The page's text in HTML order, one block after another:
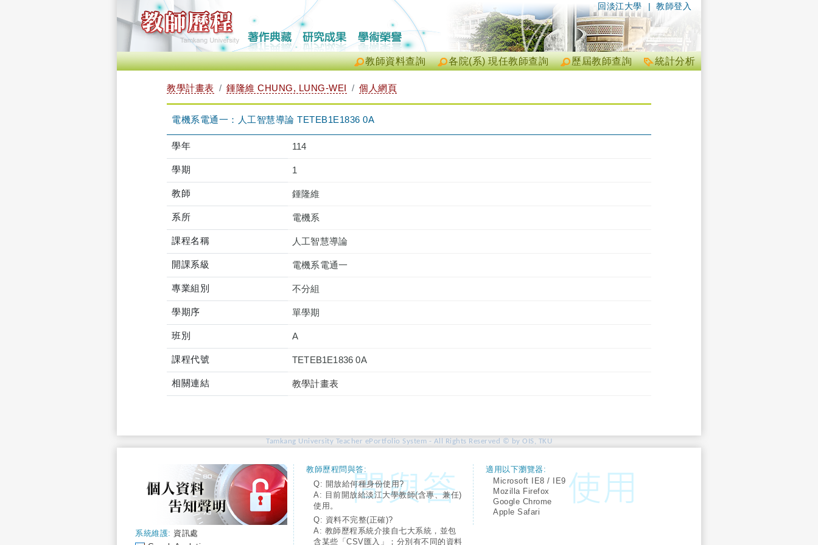
| 教師登入
回淡江大學
統計分析
歷屆教師查詢
各院(系) 現任教師查詢
教師資料查詢
教學計畫表 鍾隆維 CHUNG, LUNG-WEI 個人網頁
電機系電通一：人工智慧導論 TETEB1E1836 0A
學年 114
學期 1
教師 鍾隆維
系所 電機系
課程名稱 人工智慧導論
開課系級 電機系電通一
專業組別 不分組
學期序 單學期
班別 A
課程代號 TETEB1E1836 0A
相關連結 教學計畫表
Tamkang University Teacher ePortfolio System - All Rights Reserved © by OIS, TKU
系統維護: 資訊處
教師歷程問與答:
Q: 開放給何種身份使用?
A: 目前開放給淡江大學教師(含專、兼任)
使用。
Q: 資料不完整(正確)?
A: 教師歷程系統介接自七大系統，並包
含某些「CSV匯入」；分別有不同的資料
適用以下瀏覽器:
Microsoft IE8 / IE9
Mozilla Firefox
Google Chrome
Apple Safari